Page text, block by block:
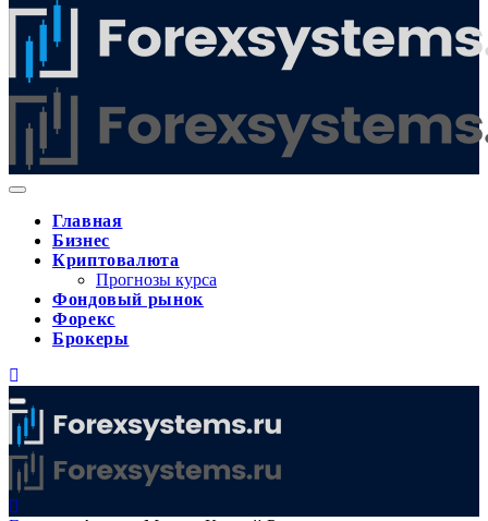
Главная
Бизнес
Криптовалюта
Прогнозы курса
Фондовый рынок
Форекс
Брокеры